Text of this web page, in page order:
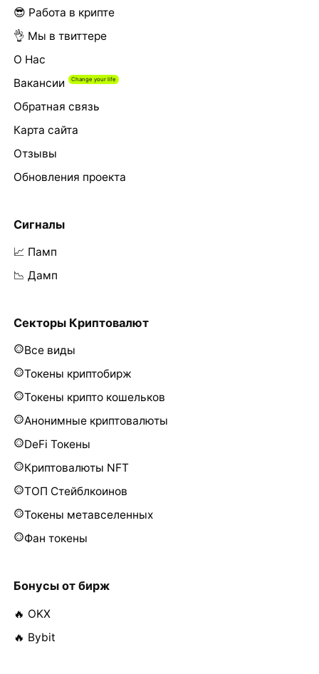
😎 Работа в крипте
👌 Мы в твиттере
О Нас
Вакансии
Обратная связь
Карта сайта
Отзывы
Обновления проекта
Сигналы
📈 Памп
📉 Дамп
Секторы Криптовалют
Все виды
Токены криптобирж
Токены крипто кошельков
Анонимные криптовалюты
DeFi Токены
Криптовалюты NFT
ТОП Стейблкоинов
Токены метавселенных
Фан токены
Бонусы от бирж
🔥 OKX
🔥 Bybit